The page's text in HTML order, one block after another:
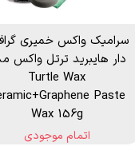
سرامیک واکس خمیری
دار هایبرید ترتل واکس
Turtle Wax
Paste
Wax 156g
اتمام موجودی